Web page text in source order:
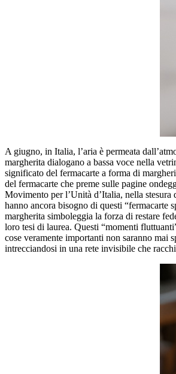
A giugno, in Italia, l’aria è permeata
margherita dialogano a bassa voce nella
significato del fermacarte a forma di
del fermacarte che preme sulle pagine
Movimento per l’Unità d’Italia, nella
hanno ancora bisogno di questi “fermacarte
margherita simboleggia la forza di restare
loro tesi di laurea. Questi “momenti
cose veramente importanti non saranno mai
intrecciandosi in una rete invisibile che